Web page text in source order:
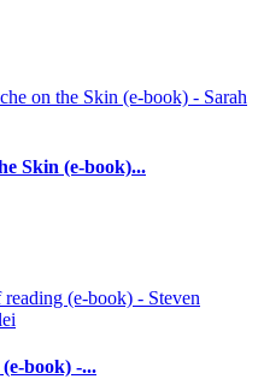
Skin (e-book)...
book) -...